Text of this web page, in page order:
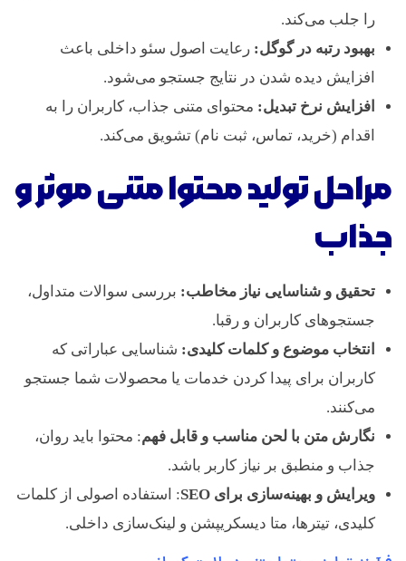
را جلب می‌کند.
بهبود رتبه در گوگل: رعایت اصول سئو داخلی باعث
افزایش دیده شدن در نتایج جستجو می‌شود.
افزایش نرخ تبدیل: محتوای متنی جذاب، کاربران را به
اقدام (خرید، تماس، ثبت نام) تشویق می‌کند.
مراحل تولید محتوا متنی موثر و
جذاب
تحقیق و شناسایی نیاز مخاطب: بررسی سوالات متداول،
جستجوهای کاربران و رقبا.
انتخاب موضوع و کلمات کلیدی: شناسایی عباراتی که
کاربران برای پیدا کردن خدمات یا محصولات شما جستجو
می‌کنند.
نگارش متن با لحن مناسب و قابل فهم: محتوا باید روان،
جذاب و منطبق بر نیاز کاربر باشد.
ویرایش و بهینه‌سازی برای SEO
: استفاده اصولی از کلمات
کلیدی، تیترها، متا دیسکریپشن و لینک‌سازی داخلی.